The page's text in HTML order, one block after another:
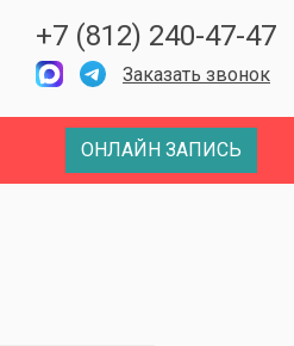
+7 (812) 240-47-47
Заказать звонок
ОНЛАЙН ЗАПИСЬ